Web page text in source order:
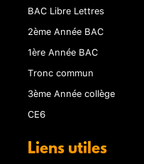
BAC Libre Lettres
2ème Année BAC
1ère Année BAC
Tronc commun
3ème Année collège
CE6
Liens utiles